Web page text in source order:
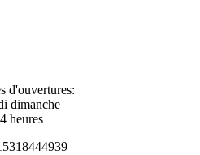
d'ouvertures:
dimanche
heures